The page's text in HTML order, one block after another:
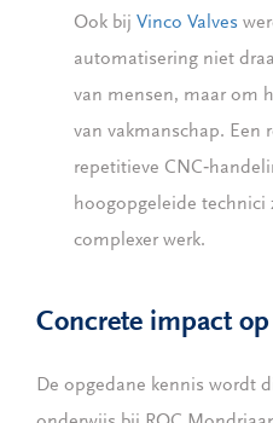
Ook bijVinco Valves
automatisering niet
van mensen, maar om
van vakmanschap. Een
repetitieve
hoogopgeleide technici
complexer werk.
Concrete impact
De opgedane kennis wordt